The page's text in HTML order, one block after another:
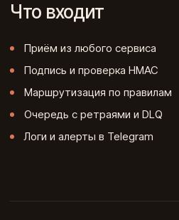
Что входит
Приём из любого сервиса
Подпись и проверка HMAC
Маршрутизация по правилам
Очередь с ретраями и DLQ
Логи и алерты в Telegram